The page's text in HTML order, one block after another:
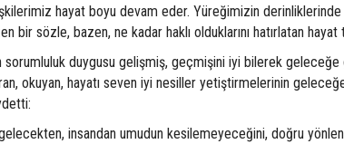
hayat boyu devam eder. Yüreğimizin derinliklerinde
bir sözle, bazen, ne kadar haklı olduklarını hatırlatan hayat
duygusu gelişmiş, geçmişini iyi bilerek geleceğe
okuyan, hayatı seven iyi nesiller yetiştirmelerinin
insandan umudun kesilemeyeceğini, doğru